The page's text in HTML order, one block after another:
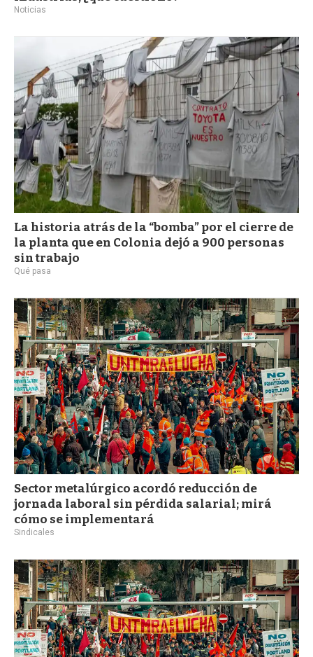
Noticias
La historia atrás de la “bomba” por el cierre de
la planta que en Colonia dejó a 900 personas
sin trabajo
Qué pasa
Sector metalúrgico acordó reducción de
jornada laboral sin pérdida salarial; mirá
cómo se implementará
Sindicales